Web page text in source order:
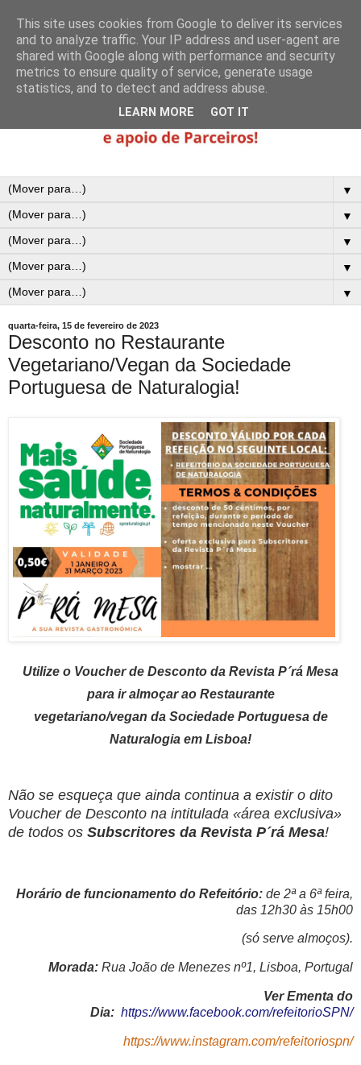
▼
▼
▼
▼
▼
quarta-feira, 15 de fevereiro de 2023
Desconto no Restaurante
Vegetariano/Vegan da Sociedade
Portuguesa de Naturalogia!
Utilize o Voucher de Desconto da Revista P´rá Mesa
para ir almoçar ao Restaurante
vegetariano/vegan da Sociedade Portuguesa de
Naturalogia em Lisboa!
Não se esqueça que ainda continua a existir o dito
Voucher de Desconto na intitulada «área exclusiva»
de todos os Subscritores da Revista P´rá Mesa!
Horário de funcionamento do Refeitório: de 2ª a 6ª feira,
das 12h30 às 15h00
(só serve almoços).
Morada: Rua João de Menezes nº1, Lisboa, Portugal
Ver Ementa do
Dia: https://www.facebook.com/refeitorioSPN/
https://www.instagram.com/refeitoriospn/
This site uses cookies from Google to deliver its services
and to analyze traffic. Your IP address and user-agent are
shared with Google along with performance and security
metrics to ensure quality of service, generate usage
statistics, and to detect and address abuse.
LEARN MORE GOT IT